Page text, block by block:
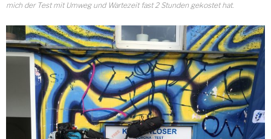
mich der Test mit Umweg und Wartezeit fast 2 Stunden gekostet hat.